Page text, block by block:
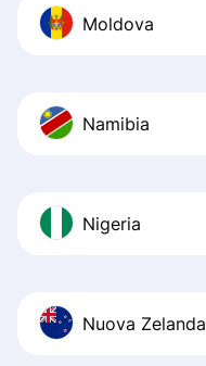
Moldova
Namibia
Nigeria
Nuova Zelanda